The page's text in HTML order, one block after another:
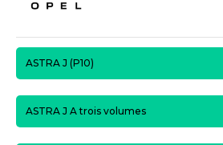
ASTRA J (P10)
ASTRA J A trois volumes